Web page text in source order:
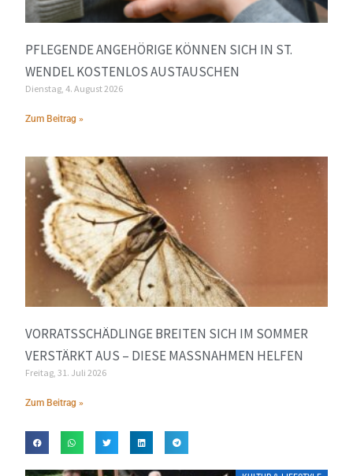
PFLEGENDE ANGEHÖRIGE KÖNNEN SICH IN ST.
WENDEL KOSTENLOS AUSTAUSCHEN
Dienstag, 4. August 2026
Zum Beitrag »
VORRATSSCHÄDLINGE BREITEN SICH IM SOMMER
VERSTÄRKT AUS – DIESE MASSNAHMEN HELFEN
Freitag, 31. Juli 2026
Zum Beitrag »